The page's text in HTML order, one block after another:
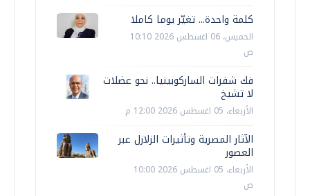
كلمة واحدة... تغيّر يوما كاملا
الخميس، 06 اغسطس 2026 10:10
ص
فك شفرات الساركوبينيا.. نحو عضلات
لا تشيخ
الأربعاء، 05 اغسطس 2026 12:00 م
الآثار المصرية وتأثيرات الزلازل عبر
العصور
الأربعاء، 05 اغسطس 2026 10:00
ص